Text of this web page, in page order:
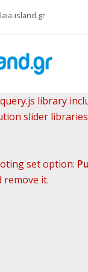
island.gr
library
slider
set option:
remove it.